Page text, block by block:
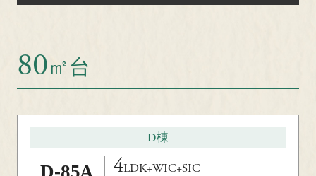
80㎡台
D-85A 4LDK+WIC+SIC
D棟